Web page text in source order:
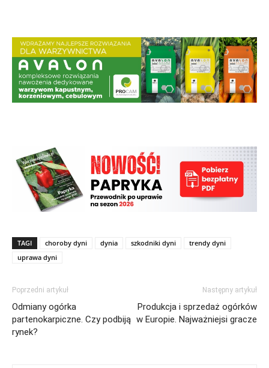
TAGI choroby dyni dynia szkodniki dyni
trendy dyni
uprawa dyni
Poprzedni artykuł
Odmiany ogórka
partenokarpiczne. Czy podbiją
rynek?
Następny artykuł
Produkcja i sprzedaż ogórków
w Europie. Najważniejsi gracze